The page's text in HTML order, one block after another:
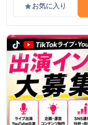
gradeお気に入り